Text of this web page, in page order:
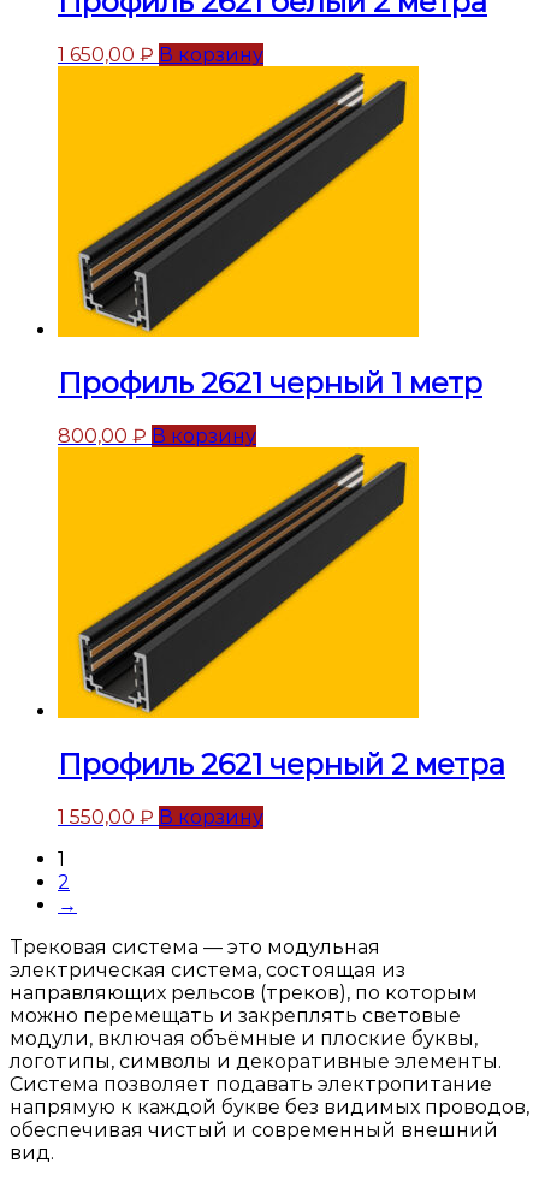
1 650,00 ₽ В корзину
Профиль 2621 черный 1 метр
800,00 ₽ В корзину
Профиль 2621 черный 2 метра
1 550,00 ₽ В корзину
1
2
→
Трековая система — это модульная
электрическая система, состоящая из
направляющих рельсов (треков), по которым
можно перемещать и закреплять световые
модули, включая объёмные и плоские буквы,
логотипы, символы и декоративные элементы.
Система позволяет подавать электропитание
напрямую к каждой букве без видимых проводов,
обеспечивая чистый и современный внешний
вид.